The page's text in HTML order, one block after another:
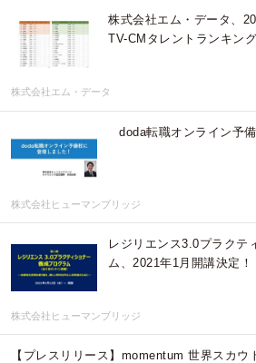
株式会社エム・データ、
TV-CMタレントランキン
株式会社エム・データ
doda転職オンライン予
株式会社ヒューマンブリッジ
レジリエンス3.0プラクテ
ム、2021年1月開講決定！
株式会社ヒューマンブリッジ
【プレスリリース】momentum 世界スカウ